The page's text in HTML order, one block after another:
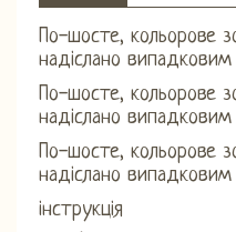
По-шосте, кольорове
надіслано
По-шосте, кольорове
надіслано
По-шосте, кольорове
надіслано
інструкція